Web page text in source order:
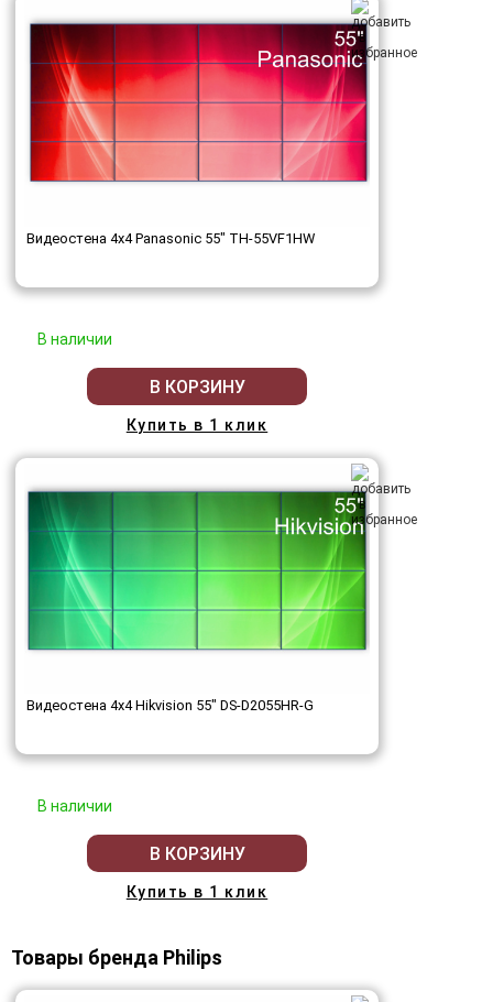
Видеостена 4x4 Panasonic 55" TH-55VF1HW
В наличии
В КОРЗИНУ
Купить в 1 клик
Видеостена 4x4 Hikvision 55" DS-D2055HR-G
В наличии
В КОРЗИНУ
Купить в 1 клик
Товары бренда Philips